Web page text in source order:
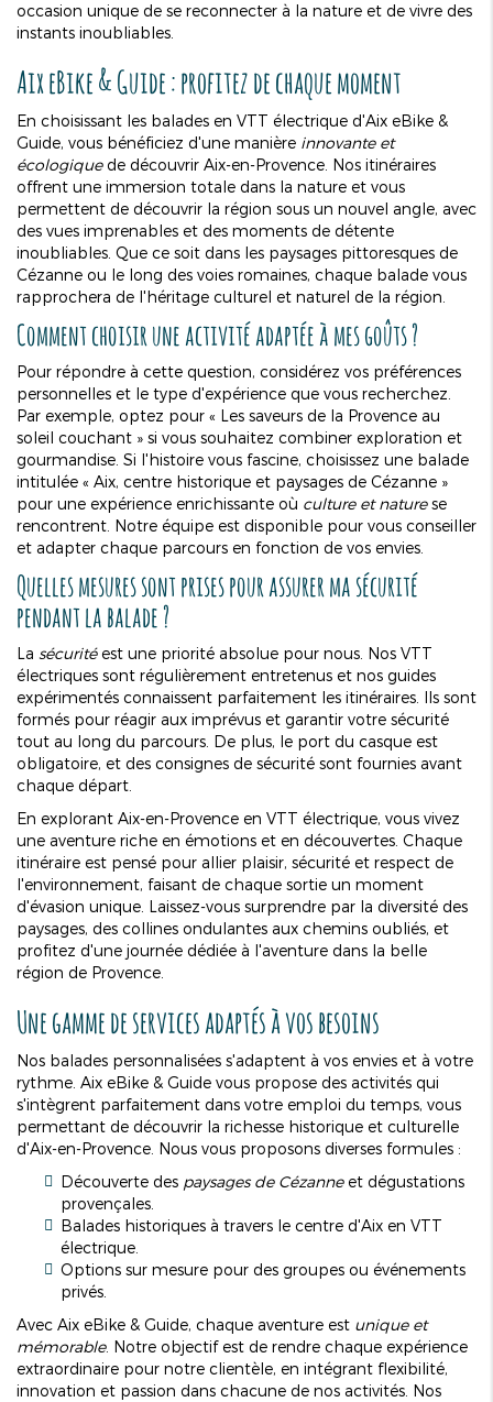
occasion unique de se reconnecter à la nature et de vivre des
instants inoubliables.
Aix eBike & Guide : profitez de chaque moment
En choisissant les balades en VTT électrique d'Aix eBike &
Guide, vous bénéficiez d'une manière innovante et
écologiquede découvrir Aix-en-Provence. Nos itinéraires
offrent une immersion totale dans la nature et vous
permettent de découvrir la région sous un nouvel angle, avec
des vues imprenables et des moments de détente
inoubliables. Que ce soit dans les paysages pittoresques de
Cézanne ou le long des voies romaines, chaque balade vous
rapprochera de l'héritage culturel et naturel de la région.
Comment choisir une activité adaptée à mes goûts ?
Pour répondre à cette question, considérez vos préférences
personnelles et le type d'expérience que vous recherchez.
Par exemple, optez pour « Les saveurs de la Provence au
soleil couchant » si vous souhaitez combiner exploration et
gourmandise. Si l'histoire vous fascine, choisissez une balade
intitulée « Aix, centre historique et paysages de Cézanne »
pour une expérience enrichissante où culture et naturese
rencontrent. Notre équipe est disponible pour vous conseiller
et adapter chaque parcours en fonction de vos envies.
Quelles mesures sont prises pour assurer ma sécurité
pendant la balade ?
La sécuritéest une priorité absolue pour nous. Nos VTT
électriques sont régulièrement entretenus et nos guides
expérimentés connaissent parfaitement les itinéraires. Ils sont
formés pour réagir aux imprévus et garantir votre sécurité
tout au long du parcours. De plus, le port du casque est
obligatoire, et des consignes de sécurité sont fournies avant
chaque départ.
En explorant Aix-en-Provence en VTT électrique, vous vivez
une aventure riche en émotions et en découvertes. Chaque
itinéraire est pensé pour allier plaisir, sécurité et respect de
l'environnement, faisant de chaque sortie un moment
d'évasion unique. Laissez-vous surprendre par la diversité des
paysages, des collines ondulantes aux chemins oubliés, et
profitez d'une journée dédiée à l'aventure dans la belle
région de Provence.
Une gamme de services adaptés à vos besoins
Nos balades personnalisées s'adaptent à vos envies et à votre
rythme. Aix eBike & Guide vous propose des activités qui
s'intègrent parfaitement dans votre emploi du temps, vous
permettant de découvrir la richesse historique et culturelle
d'Aix-en-Provence. Nous vous proposons diverses formules :
Découverte des paysages de Cézanneet dégustations
provençales.
Balades historiques à travers le centre d'Aix en VTT
électrique.
Options sur mesure pour des groupes ou événements
privés.
Avec Aix eBike & Guide, chaque aventure est unique et
mémorable. Notre objectif est de rendre chaque expérience
extraordinaire pour notre clientèle, en intégrant flexibilité,
innovation et passion dans chacune de nos activités. Nos